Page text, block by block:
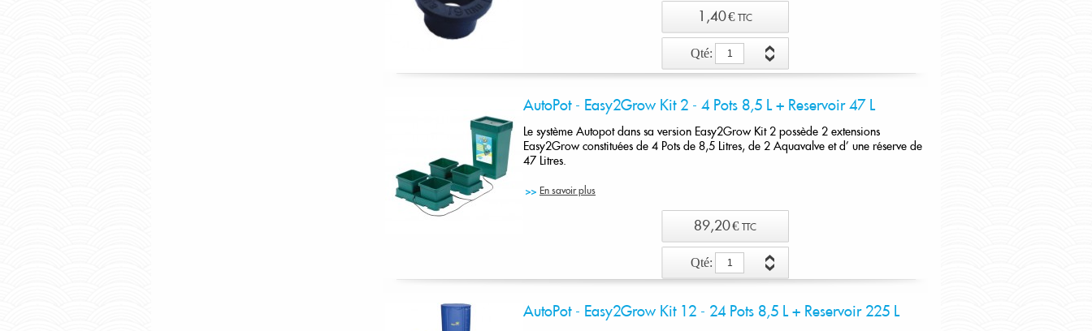
1,40 € TTC
Qté:
AutoPot - Easy2Grow Kit 2 - 4 Pots 8,5 L + Reservoir 47 L
Le système Autopot dans sa version Easy2Grow Kit 2 possède 2 extensions
Easy2Grow constituées de 4 Pots de 8,5 Litres, de 2 Aquavalve et d' une réserve de
47 Litres.
En savoir plus
89,20 € TTC
Qté:
AutoPot - Easy2Grow Kit 12 - 24 Pots 8,5 L + Reservoir 225 L